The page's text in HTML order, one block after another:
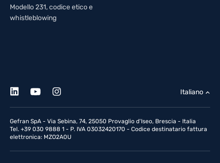
Modello 231, codice etico e
whistleblowing
Gefran SpA - Via Sebina, 74, 25050 Provaglio d'Iseo, Brescia - Italia
Tel. +39 030 9888 1 - P. IVA 03032420170 - Codice destinatario fattura
elettronica: MZO2A0U
Italiano